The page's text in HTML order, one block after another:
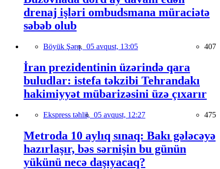
drenaj işləri ombudsmana müraciətə
səbəb olub
Böyük Şərq, 05 avqust, 13:05 407
İran prezidentinin üzərində qara
buludlar: istefa təkzibi Tehrandakı
hakimiyyət mübarizəsini üzə çıxarır
Ekspress təhlil, 05 avqust, 12:27 475
Metroda 10 aylıq sınaq: Bakı gələcəyə
hazırlaşır, bəs sərnişin bu günün
yükünü necə daşıyacaq?